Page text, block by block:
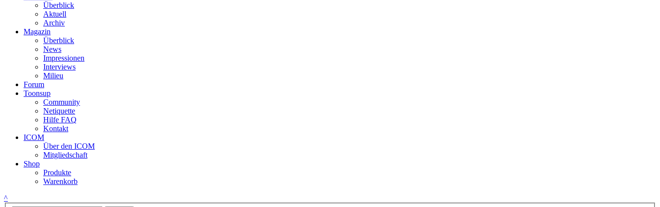
Überblick
Aktuell
Archiv
Magazin
Überblick
News
Impressionen
Interviews
Milieu
Forum
Toonsup
Community
Netiquette
Hilfe FAQ
Kontakt
ICOM
Über den ICOM
Mitgliedschaft
Shop
Produkte
Warenkorb
^